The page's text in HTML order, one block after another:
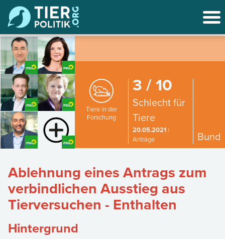
Tiere in der
Forschung
3 / 10
Schlecht für
Tiere
20.05.2021|
Anträge
Bund
Ablehnung eines Antrags zum
verbindlichen Ausstieg aus
Tierversuchen - Enthalten
Hintergrund